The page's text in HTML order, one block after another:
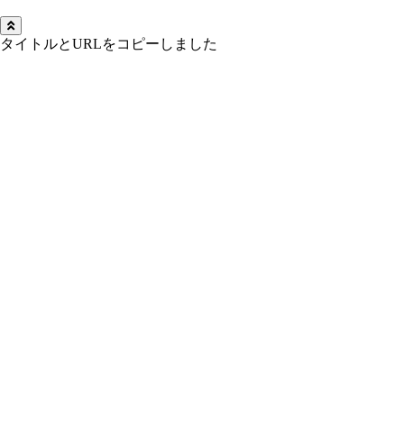
タイトルとURLをコピーしました